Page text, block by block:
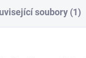
soubory (1)